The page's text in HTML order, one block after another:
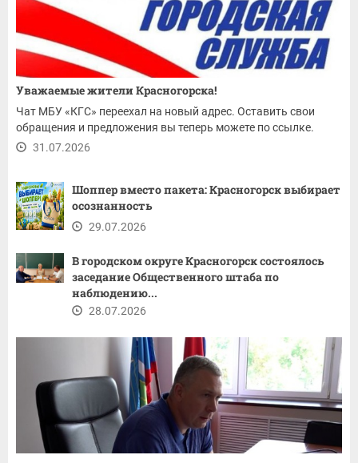
Уважаемые жители Красногорска!
Чат МБУ «КГС» переехал на новый адрес. Оставить свои
обращения и предложения вы теперь можете по ссылке.
31.07.2026
Шоппер вместо пакета: Красногорск выбирает
осознанность
29.07.2026
В городском округе Красногорск состоялось
заседание Общественного штаба по
наблюдению...
28.07.2026